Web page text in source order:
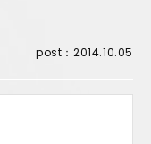
post：2014.10.05